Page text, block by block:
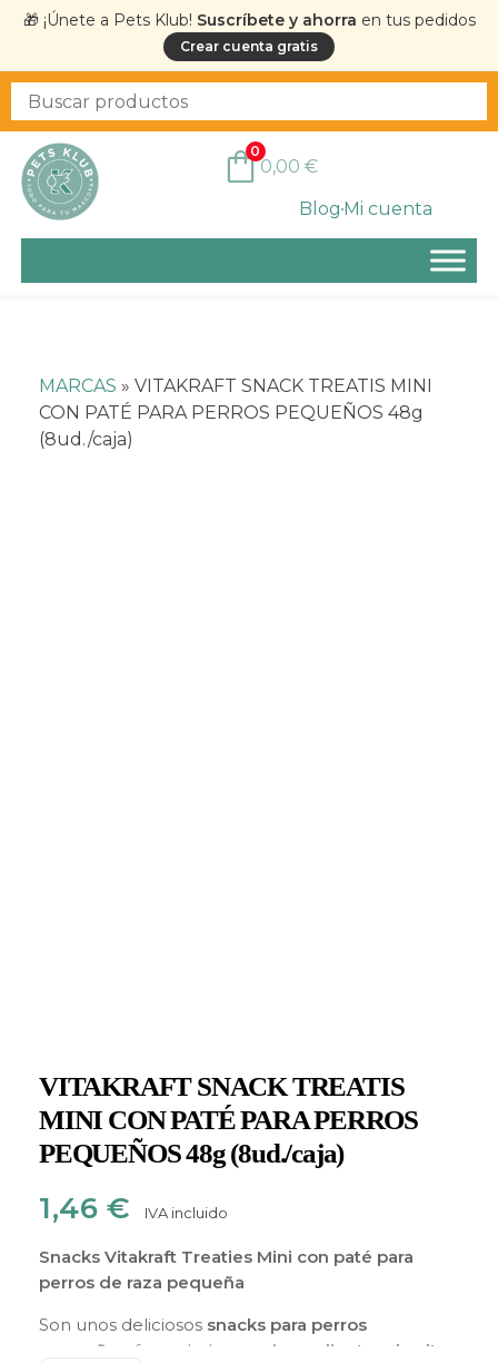
🎁 ¡Únete a Pets Klub! Suscríbete y ahorra en tus pedidos
Crear cuenta gratis
BlogMi cuenta
0
0,00 €
MARCAS » VITAKRAFT SNACK TREATIS MINI
CON PATÉ PARA PERROS PEQUEÑOS 48g
(8ud./caja)
VITAKRAFT SNACK TREATIS
MINI CON PATÉ PARA PERROS
PEQUEÑOS 48g (8ud./caja)
1,46 € IVA incluido
Snacks Vitakraft Treaties Mini con paté para
perros de raza pequeña
Son unos deliciosos snacks para perros
pequeños,
formulados con ingredientes de alta